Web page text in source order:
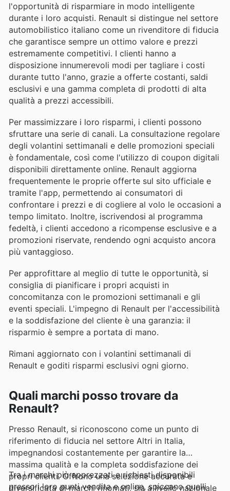
l'opportunità di risparmiare in modo intelligente
durante i loro acquisti. Renault si distingue nel settore
automobilistico italiano come un rivenditore di fiducia
che garantisce sempre un ottimo valore e prezzi
estremamente competitivi. I clienti hanno a
disposizione innumerevoli modi per tagliare i costi
durante tutto l'anno, grazie a offerte costanti, saldi
esclusivi e una gamma completa di prodotti di alta
qualità a prezzi accessibili.
Per massimizzare i loro risparmi, i clienti possono
sfruttare una serie di canali. La consultazione regolare
degli volantini settimanali e delle promozioni speciali
è fondamentale, così come l'utilizzo di coupon digitali
disponibili direttamente online. Renault aggiorna
frequentemente le proprie offerte sul sito ufficiale e
tramite l'app, permettendo ai consumatori di
confrontare i prezzi e di cogliere al volo le occasioni a
tempo limitato. Inoltre, iscrivendosi al programma
fedeltà, i clienti accedono a ricompense esclusive e a
promozioni riservate, rendendo ogni acquisto ancora
più vantaggioso.
Per approfittare al meglio di tutte le opportunità, si
consiglia di pianificare i propri acquisti in
concomitanza con le promozioni settimanali e gli
eventi speciali. L'impegno di Renault per l'accessibilità
e la soddisfazione del cliente è una garanzia: il
risparmio è sempre a portata di mano.
Rimani aggiornato con i volantini settimanali di
Renault e goditi risparmi esclusivi ogni giorno.
Quali marchi posso trovare da
Renault?
Presso Renault, si riconoscono come un punto di
riferimento di fiducia nel settore Altri in Italia,
impegnandosi costantemente per garantire la
massima qualità e la completa soddisfazione dei
propri clienti. Offrono una selezione accurata e
diversificata di marchi rinomati, sia a livello nazionale
Tra i marchi più apprezzati e richiesti disponibili
presso i loro punti vendita e online, spiccano quelli